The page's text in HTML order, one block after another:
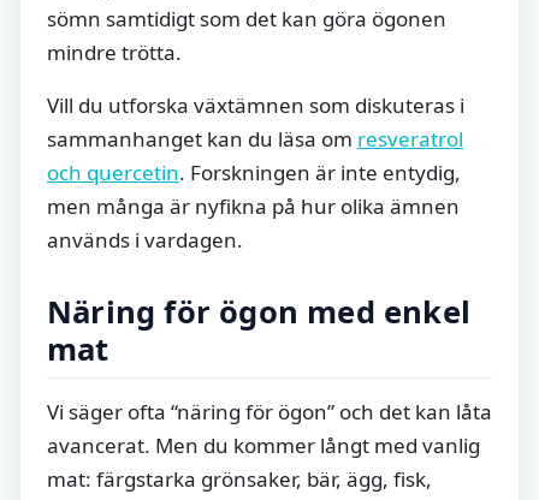
sömn samtidigt som det kan göra ögonen
mindre trötta.
Vill du utforska växtämnen som diskuteras i
sammanhanget kan du läsa om resveratrol
och quercetin. Forskningen är inte entydig,
men många är nyfikna på hur olika ämnen
används i vardagen.
Näring för ögon med enkel
mat
Vi säger ofta “näring för ögon” och det kan låta
avancerat. Men du kommer långt med vanlig
mat: färgstarka grönsaker, bär, ägg, fisk,